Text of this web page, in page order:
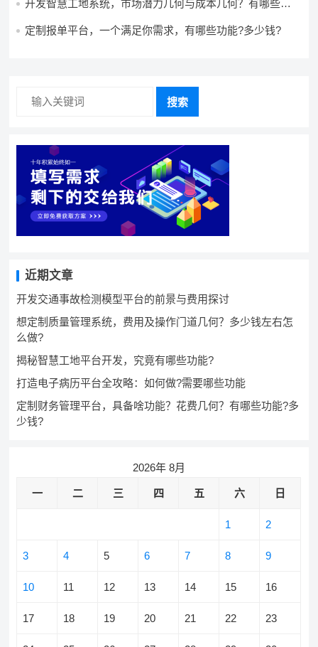
开发智慧工地系统，市场潜力几何与成本几何？有哪些前
定制报单平台，一个满足你需求，有哪些功能?多少钱?
搜索
近期文章
开发交通事故检测模型平台的前景与费用探讨
想定制质量管理系统，费用及操作门道几何？多少钱左右怎
么做?
揭秘智慧工地平台开发，究竟有哪些功能?
打造电子病历平台全攻略：如何做?需要哪些功能
定制财务管理平台，具备啥功能？花费几何？有哪些功能?多
少钱?
2026年 8月
一 二 三 四 五 六 日
1 2
3 4 5 6 7 8 9
10 11 12 13 14 15 16
17 18 19 20 21 22 23